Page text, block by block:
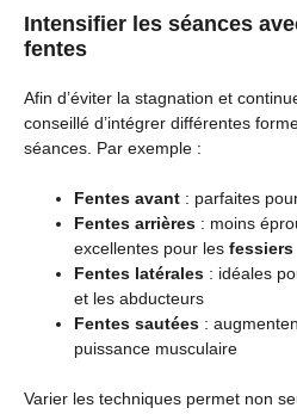
Intensifier les séances
fentes
Afin d’éviter la stagnation et
conseillé d’intégrer différentes
séances. Par exemple :
Fentes avant : parfaites
Fentes arrières : moins
excellentes pour les fessiers
Fentes latérales : idéales
et les abducteurs
Fentes sautées :
puissance musculaire
Varier les techniques permet non